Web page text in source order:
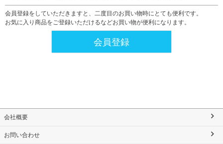
会員登録をしていただきますと、二度目のお買い物時にとても便利です。
お気に入り商品をご登録いただけるなどお買い物が便利になります。
会員登録
会社概要
お問い合わせ